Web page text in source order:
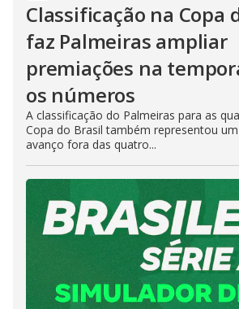
Classificação na Copa
faz Palmeiras ampliar
premiações na
os números
A classificação do Palmeiras para as
Copa do Brasil também representou
avanço fora das quatro...